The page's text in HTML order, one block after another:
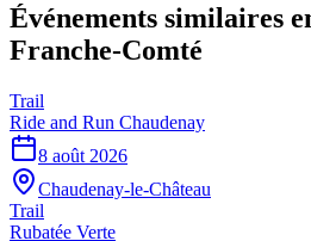
Événements similaires
Franche-Comté
Trail
Ride and Run Chaudenay
8 août 2026
Chaudenay-le-Château
Trail
Rubatée Verte